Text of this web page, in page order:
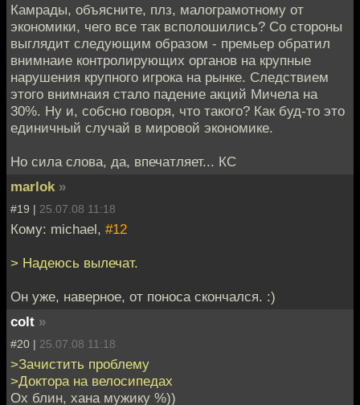
Камрады, объясните, плз, малограмотному от
экономики, чего все так всполошились? Со стороны
выглядит следующим образом - премьер обратил
внимнаие контролирующих органов на крупные
нарушения крупного игрока на рынке. Следствием
этого внимнаия стало падение акций Мичела на
30%. Ну и, собсно говоря, что такого? Как буд-то это
единичный случай в мировой экономике.
Но сила слова, да, впечатляет... КС
marlok »
#19 | 25.07.08 11:18
Кому: michael, #12
> Надеюсь вылечат.
Он уже, наверное, от поноса скончался. :)
colt »
#20 | 25.07.08 11:18
>Зачистить проблему
>Доктора на велосипедах
Ох блин, хана мужику %))